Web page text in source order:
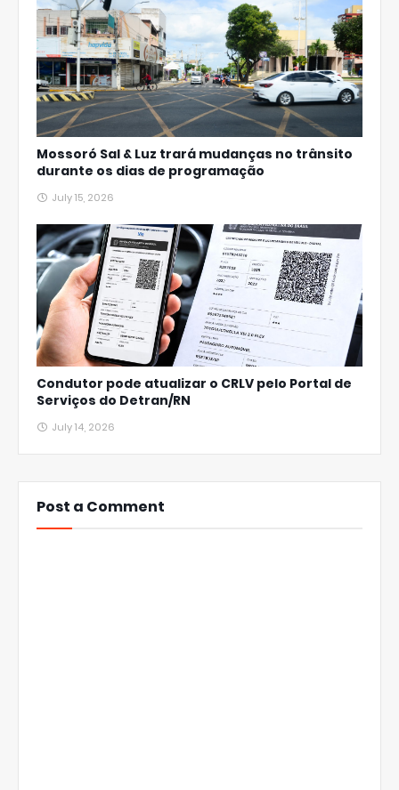
Mossoró Sal & Luz trará mudanças no trânsito
durante os dias de programação
July 15, 2026
Condutor pode atualizar o CRLV pelo Portal de
Serviços do Detran/RN
July 14, 2026
Post a Comment